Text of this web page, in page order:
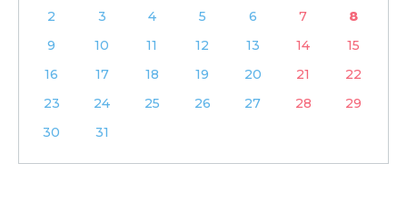
2
3 4 5 6 7
8
9
10 11 12 13 14
15
16
17 18 19 20 21
22
23
24 25 26 27 28
29
30
31